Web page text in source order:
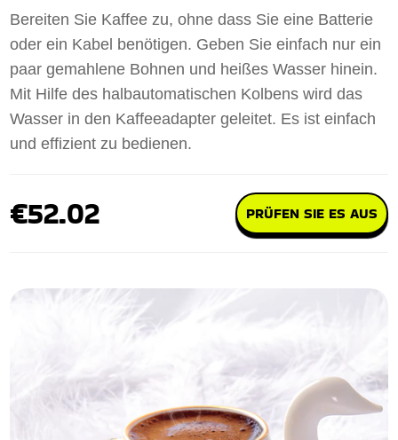
Bereiten Sie Kaffee zu, ohne dass Sie eine Batterie
oder ein Kabel benötigen. Geben Sie einfach nur ein
paar gemahlene Bohnen und heißes Wasser hinein.
Mit Hilfe des halbautomatischen Kolbens wird das
Wasser in den Kaffeeadapter geleitet. Es ist einfach
und effizient zu bedienen.
€52.02 PRÜFEN SIE ES AUS